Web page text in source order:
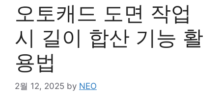
오토캐드 도면 작업
시 길이 합산 기능 활
용법
2월 12, 2025 by NEO